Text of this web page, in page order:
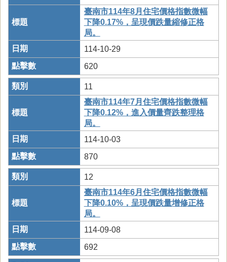
臺南市114年8月住宅價格指數微幅
下降0.17%，呈現價跌量縮修正格
局。
114-10-29
620
11
臺南市114年7月住宅價格指數微幅
下降0.12%，進入價量齊跌整理格
局。
114-10-03
870
12
臺南市114年6月住宅價格指數微幅
下降0.10%，呈現價跌量增修正格
局。
114-09-08
692